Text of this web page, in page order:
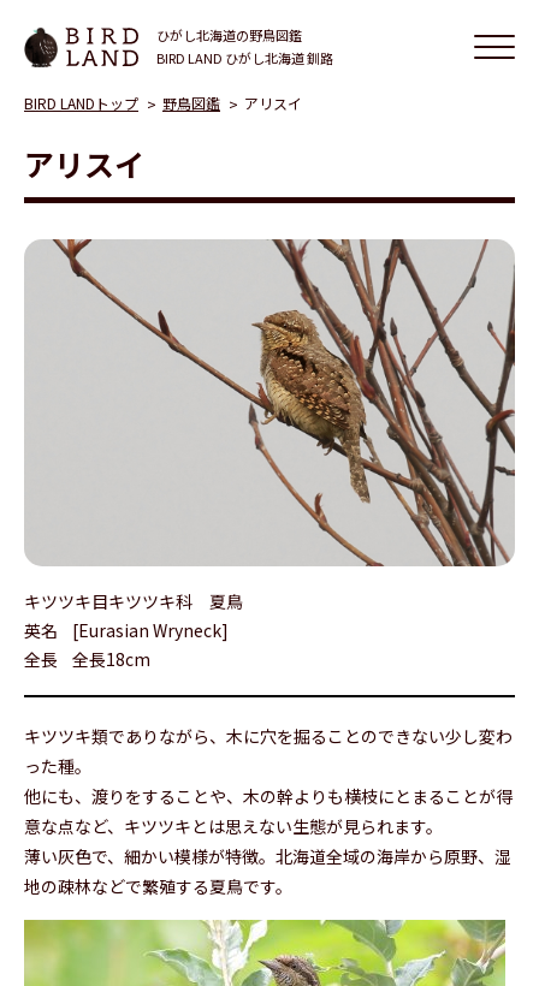
ひがし北海道の野鳥図鑑
BIRD LAND ひがし北海道 釧路
BIRD LANDトップ 野鳥図鑑 アリスイ
アリスイ
キツツキ目キツツキ科 夏鳥
英名
[Eurasian Wryneck]
全長
全長18cm
キツツキ類でありながら、木に穴を掘ることのできない少し変わ
った種。
他にも、渡りをすることや、木の幹よりも横枝にとまることが得
意な点など、キツツキとは思えない生態が見られます。
薄い灰色で、細かい模様が特徴。北海道全域の海岸から原野、湿
地の疎林などで繁殖する夏鳥です。